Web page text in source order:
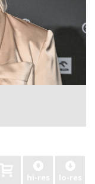
hi-res lo-res